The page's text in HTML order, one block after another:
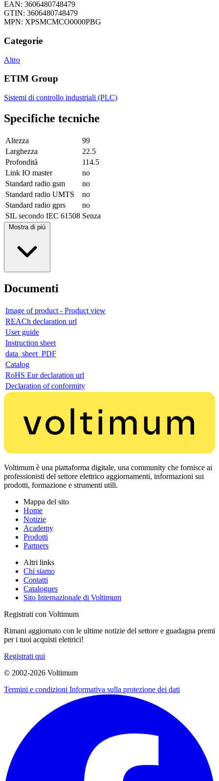
EAN: 3606480748479
GTIN: 3606480748479
MPN: XPSMCMCO0000PBG
Categorie
Altro
ETIM Group
Sistemi di controllo industriali (PLC)
Specifiche tecniche
Altezza
99
Larghezza
22.5
Profondità
114.5
Link IO master
no
Standard radio gsm
no
Standard radio UMTS
no
Standard radio gprs
no
SIL secondo IEC 61508 Senza
Mostra di più
Documenti
Image of product - Product view
REACh declaration url
User guide
Instruction sheet
data_sheet_PDF
Catalog
RoHS Eur declaration url
Declaration of conformity
Voltimum è una piattaforma digitale, una community che fornisce ai
professionisti del settore elettrico aggiornamenti, informazioni sui
prodotti, formazione e strumenti utili.
Mappa del sito
Home
Notizie
Academy
Prodotti
Partners
Altri links
Chi siamo
Contatti
Catalogues
Sito Internazionale di Voltimum
Registrati con Voltimum
Rimani aggiornato con le ultime notizie del settore e guadagna premi
per i tuoi acquisti elettrici!
Registrati qui
© 2002-2026 Voltimum
Termini e condizioni Informativa sulla protezione dei dati